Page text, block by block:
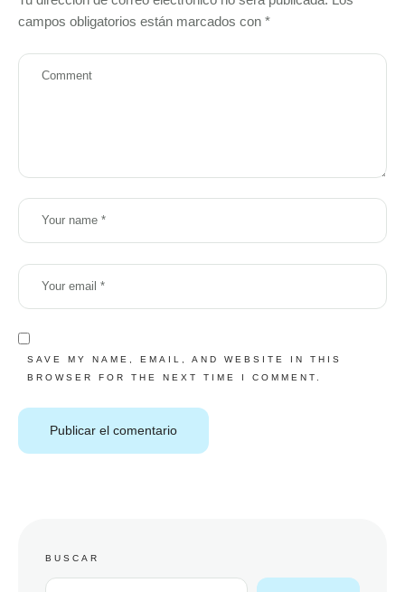
campos obligatorios están marcados con *
SAVE MY NAME, EMAIL, AND WEBSITE IN THIS
BROWSER FOR THE NEXT TIME I COMMENT.
BUSCAR